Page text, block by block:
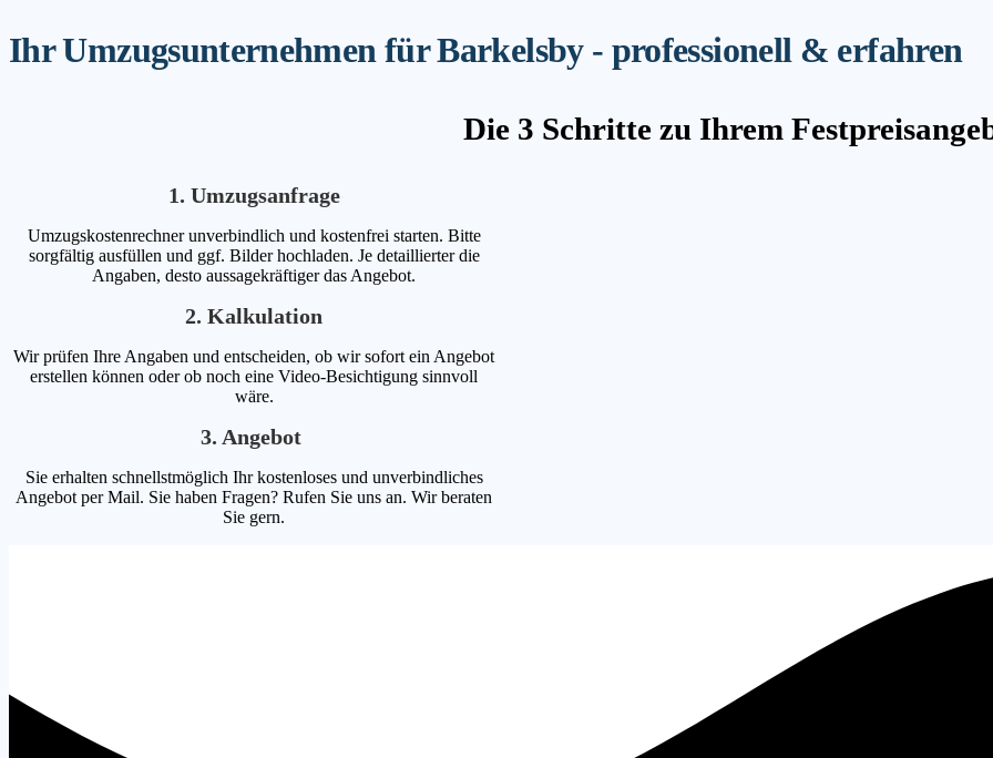
Ihr Umzugsunternehmen für Barkelsby - professionell & erfahren
Die 3 Schritte zu Ihrem
1. Umzugsanfrage
Umzugskostenrechner unverbindlich und kostenfrei starten. Bitte
sorgfältig ausfüllen und ggf. Bilder hochladen. Je detaillierter die
Angaben, desto aussagekräftiger das Angebot.
2. Kalkulation
Wir prüfen Ihre Angaben und entscheiden, ob wir sofort ein Angebot
erstellen können oder ob noch eine Video-Besichtigung sinnvoll
wäre.
3. Angebot
Sie erhalten schnellstmöglich Ihr kostenloses und unverbindliches
Angebot per Mail. Sie haben Fragen? Rufen Sie uns an. Wir beraten
Sie gern.